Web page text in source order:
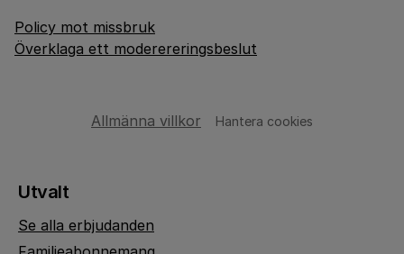
Policy mot missbruk
Överklaga ett moderereringsbeslut
Allmänna villkor Hantera cookies
Utvalt
Se alla erbjudanden